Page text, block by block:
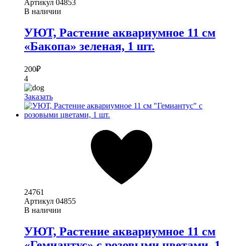
Артикул 04853
В наличии
УЮТ, Растение аквариумное 11 см
«Бакопа» зеленая, 1 шт.
200₽
4
Заказать
24761
Артикул 04855
В наличии
УЮТ, Растение аквариумное 11 см